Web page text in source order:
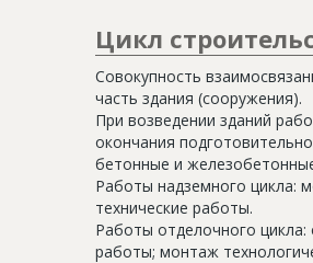
Цикл
Совокупность
часть здания (сооружения).
При возведении зданий
окончания
бетонные и
Работы надземного цикла:
технические работы.
Работы отделочного цикла:
работы; монтаж